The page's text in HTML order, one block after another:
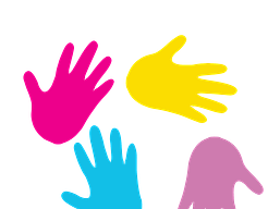
Objetivos
de
aprendizaje
Opciones
de
Asignación
Rúbrica